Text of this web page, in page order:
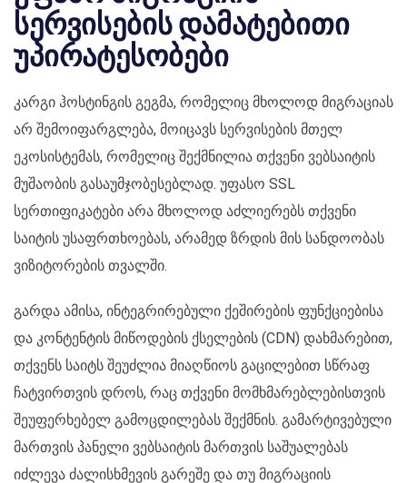
სერვისების დამატებითი
უპირატესობები
კარგი ჰოსტინგის გეგმა, რომელიც მხოლოდ მიგრაციას
არ შემოიფარგლება, მოიცავს სერვისების მთელ
ეკოსისტემას, რომელიც შექმნილია თქვენი ვებსაიტის
მუშაობის გასაუმჯობესებლად. უფასო SSL
სერთიფიკატები არა მხოლოდ აძლიერებს თქვენი
საიტის უსაფრთხოებას, არამედ ზრდის მის სანდოობას
ვიზიტორების თვალში.
გარდა ამისა, ინტეგრირებული ქეშირების ფუნქციებისა
და კონტენტის მიწოდების ქსელების (CDN) დახმარებით,
თქვენს საიტს შეუძლია მიაღწიოს გაცილებით სწრაფ
ჩატვირთვის დროს, რაც თქვენი მომხმარებლებისთვის
შეუფერხებელ გამოცდილებას შექმნის. გამარტივებული
მართვის პანელი ვებსაიტის მართვის საშუალებას
იძლევა ძალისხმევის გარეშე და თუ მიგრაციის